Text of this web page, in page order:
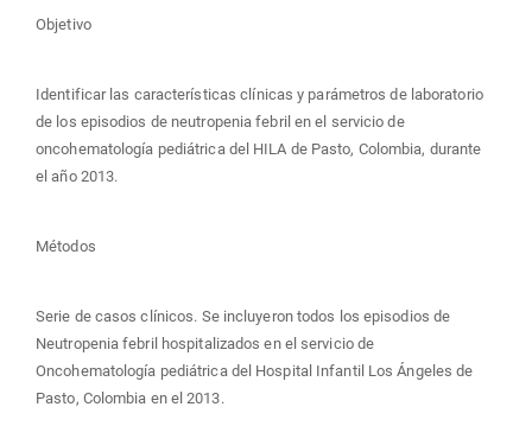
Objetivo
Identificar las características clínicas y parámetros de laboratorio
de los episodios de neutropenia febril en el servicio de
oncohematología pediátrica del HILA de Pasto, Colombia, durante
el año 2013.
Métodos
Serie de casos clínicos. Se incluyeron todos los episodios de
Neutropenia febril hospitalizados en el servicio de
Oncohematología pediátrica del Hospital Infantil Los Ángeles de
Pasto, Colombia en el 2013.